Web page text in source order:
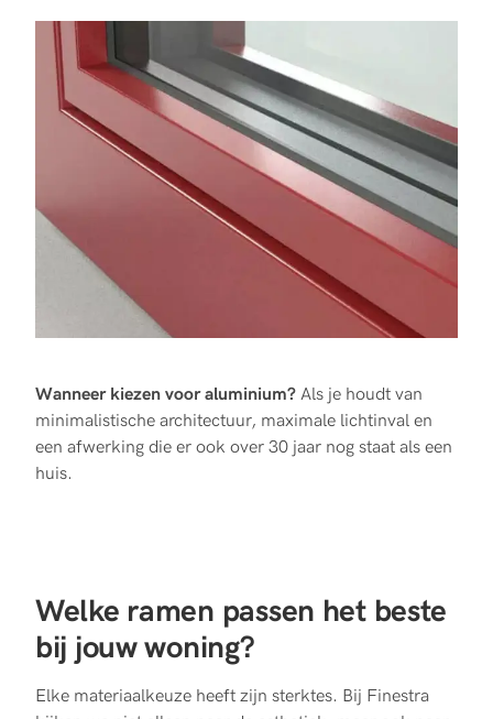
Wanneer kiezen voor aluminium? Als je houdt van
minimalistische architectuur, maximale lichtinval en
een afwerking die er ook over 30 jaar nog staat als een
huis.
Welke ramen passen het beste
bij jouw woning?
Elke materiaalkeuze heeft zijn sterktes. Bij Finestra